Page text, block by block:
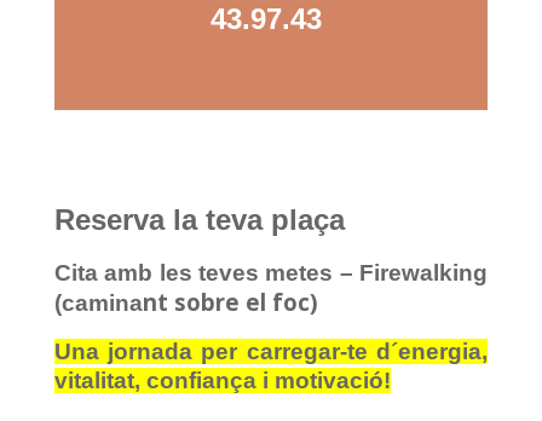
43.97.43
Reserva la teva plaça
Cita amb les teves metes – Firewalking
(caminant sobre el foc)
Una jornada per carregar-te d´energia,
vitalitat, confiança i motivació!